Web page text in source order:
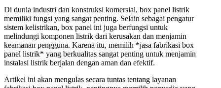
Di dunia industri dan konstruksi komersial, box panel listrik
memiliki fungsi yang sangat penting. Selain sebagai pengatur
sistem kelistrikan, box panel ini juga berfungsi untuk
melindungi komponen listrik dari kerusakan dan menjamin
keamanan pengguna. Karena itu, memilih *jasa fabrikasi box
panel listrik* yang berkualitas sangat penting untuk menjamin
instalasi listrik berjalan dengan aman dan efektif.
Artikel ini akan mengulas secara tuntas tentang layanan